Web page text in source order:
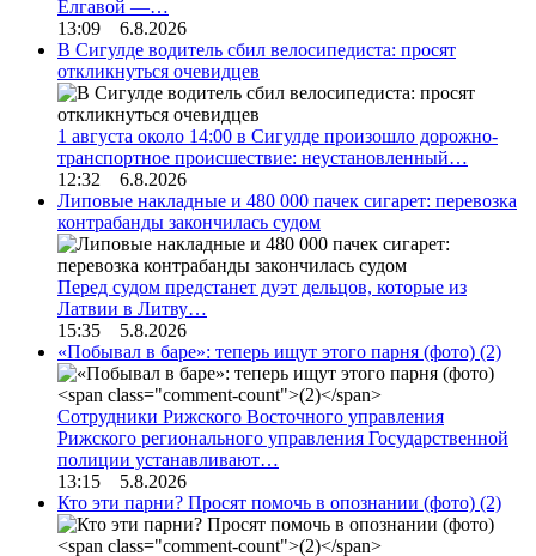
Елгавой —…
13:09 6.8.2026
В Сигулде водитель сбил велосипедиста: просят
откликнуться очевидцев
1 августа около 14:00 в Сигулде произошло дорожно-
транспортное происшествие: неустановленный…
12:32 6.8.2026
Липовые накладные и 480 000 пачек сигарет: перевозка
контрабанды закончилась судом
Перед судом предстанет дуэт дельцов, которые из
Латвии в Литву…
15:35 5.8.2026
«Побывал в баре»: теперь ищут этого парня (фото) (2)
Сотрудники Рижского Восточного управления
Рижского регионального управления Государственной
полиции устанавливают…
13:15 5.8.2026
Кто эти парни? Просят помочь в опознании (фото) (2)